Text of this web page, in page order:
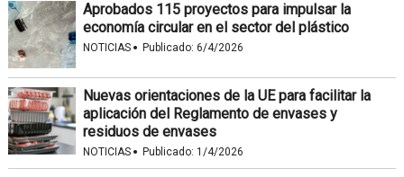
Aprobados 115 proyectos para impulsar la
economía circular en el sector del plástico
NOTICIAS · Publicado: 6/4/2026
Nuevas orientaciones de la UE para facilitar la
aplicación del Reglamento de envases y
residuos de envases
NOTICIAS · Publicado: 1/4/2026